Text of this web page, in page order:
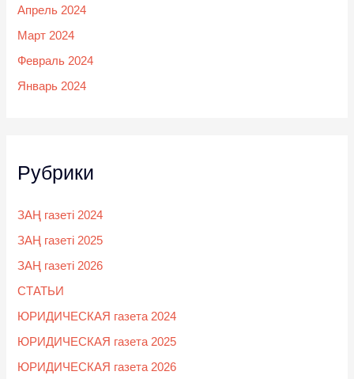
Апрель 2024
Март 2024
Февраль 2024
Январь 2024
Рубрики
ЗАҢ газеті 2024
ЗАҢ газеті 2025
ЗАҢ газеті 2026
СТАТЬИ
ЮРИДИЧЕСКАЯ газета 2024
ЮРИДИЧЕСКАЯ газета 2025
ЮРИДИЧЕСКАЯ газета 2026